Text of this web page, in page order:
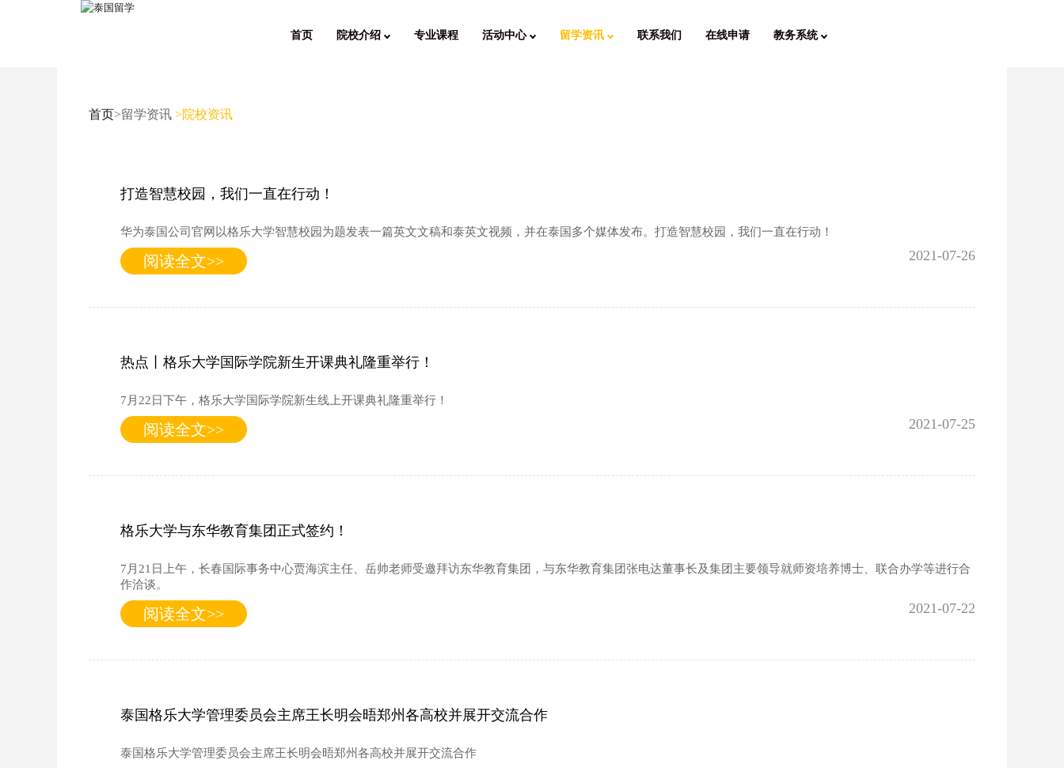
首页 院校介绍 专业课程 活动中心 留学资讯 联系我们 在线申请 教务系统
首页>留学资讯 >院校资讯
打造智慧校园，我们一直在行动！
华为泰国公司官网以格乐大学智慧校园为题发表一篇英文文稿和泰英文视频，并在泰国多个媒体发布。打造智慧校园，我们一直在行动！
阅读全文>> 2021-07-26
热点丨格乐大学国际学院新生开课典礼隆重举行！
7月22日下午，格乐大学国际学院新生线上开课典礼隆重举行！
阅读全文>> 2021-07-25
格乐大学与东华教育集团正式签约！
7月21日上午，长春国际事务中心贾海滨主任、岳帅老师受邀拜访东华教育集团，与东华教育集团张电达董事长及集团主要领导就师资培养博士、联合办学等进行合
作洽谈。
阅读全文>> 2021-07-22
泰国格乐大学管理委员会主席王长明会晤郑州各高校并展开交流合作
泰国格乐大学管理委员会主席王长明会晤郑州各高校并展开交流合作